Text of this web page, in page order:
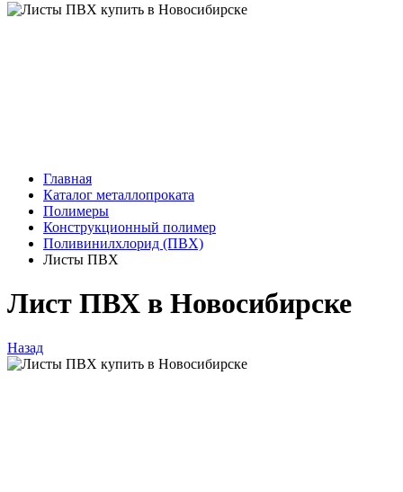
Главная
Каталог металлопроката
Полимеры
Конструкционный полимер
Поливинилхлорид (ПВХ)
Листы ПВХ
Лист ПВХ в Новосибирске
Назад